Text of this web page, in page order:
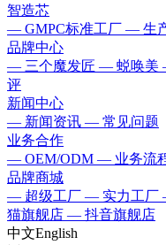
智造芯
— GMPC标准工厂 — 生
品牌中心
— 三个魔发匠 — 蜕唤美
评
新闻中心
— 新闻资讯 — 常见问题
业务合作
— OEM/ODM — 业务流
品牌商城
— 超级工厂 — 实力工厂
猫旗舰店 — 抖音旗舰店
中文English